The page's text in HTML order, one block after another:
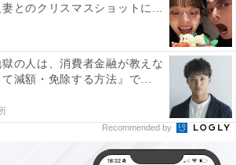
とのクリスマスショットに...
の人は、消費者金融が教えな
減額・免除する方法』で...
Recommended by